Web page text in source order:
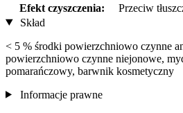
Efekt czyszczenia:
Przeciw
Skład
< 5 % środki powierzchniowo czynne
powierzchniowo czynne niejonowe,
pomarańczowy, barwnik kosmetyczny
Informacje prawne